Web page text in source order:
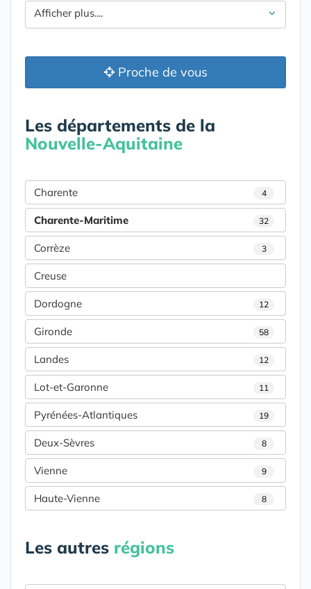
Afficher plus....
Proche de vous
Les départements de la
Nouvelle-Aquitaine
Charente 4
Charente-Maritime 32
Corrèze 3
Creuse
Dordogne 12
Gironde 58
Landes 12
Lot-et-Garonne 11
Pyrénées-Atlantiques 19
Deux-Sèvres 8
Vienne 9
Haute-Vienne 8
Les autres régions